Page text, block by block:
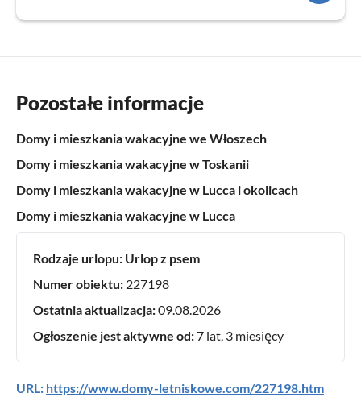
Pozostałe informacje
Domy i mieszkania wakacyjne we Włoszech
Domy i mieszkania wakacyjne w Toskanii
Domy i mieszkania wakacyjne w Lucca i okolicach
Domy i mieszkania wakacyjne w Lucca
Rodzaje urlopu: Urlop z psem
Numer obiektu: 227198
Ostatnia aktualizacja:09.08.2026
Ogłoszenie jest aktywne od:7 lat, 3 miesięcy
URL: https://www.domy-letniskowe.com/227198.htm